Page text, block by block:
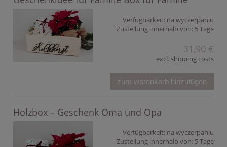
Verfügbarkeit: na wyczerpaniu
Zustellung innerhalb von: 5 Tage
31,90 €
excl. shipping costs
zum warenkorb hinzufügen
Holzbox – Geschenk Oma und Opa
Verfügbarkeit: na wyczerpaniu
Zustellung innerhalb von: 5 Tage